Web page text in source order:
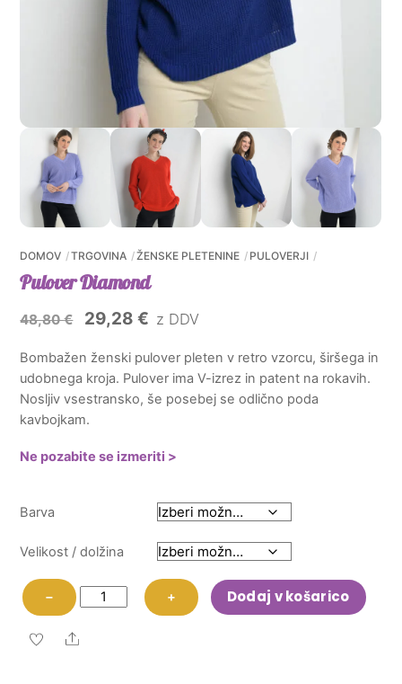
DOMOV TRGOVINA ŽENSKE PLETENINE PULOVERJI
Pulover Diamond
48,80€
Izvirna
je
bila:
48,80 €.
29,28 €Trenutna
je:
29,28 €.
z DDV
Bombažen ženski pulover pleten v retro vzorcu, širšega in
udobnega kroja. Pulover ima V-izrez in patent na rokavih.
Nosljiv vsestransko, še posebej se odlično poda
kavbojkam.
Ne pozabite se izmeriti >
Barva
Velikost / dolžina
−
Pulover
Diamond
+ Dodaj v košarico
Share